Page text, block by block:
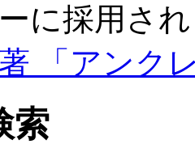
に採用さ
「アンク
索